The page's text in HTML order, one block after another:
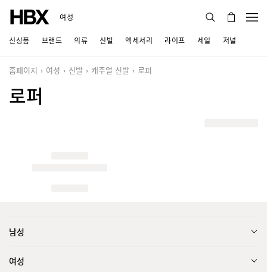
여성
신상품 브랜드 의류 신발 액세서리 라이프 세일 저널
홈페이지 여성 신발 캐주얼 신발 로퍼
로퍼
남성
여성